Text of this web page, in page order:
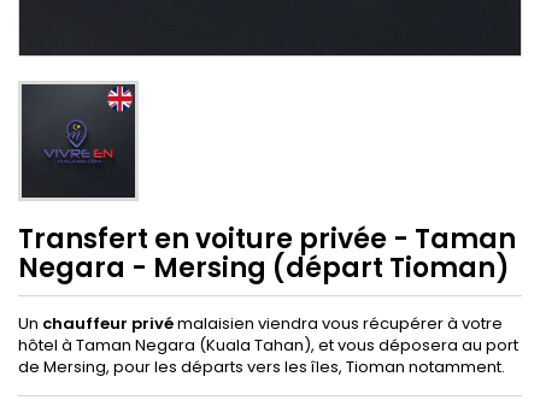
Transfert en voiture privée - Taman
Negara - Mersing (départ Tioman)
Un chauffeur privémalaisien viendra vous récupérer à votre
hôtel à Taman Negara (Kuala Tahan), et vous déposera au port
de Mersing, pour les départs vers les îles, Tioman notamment.